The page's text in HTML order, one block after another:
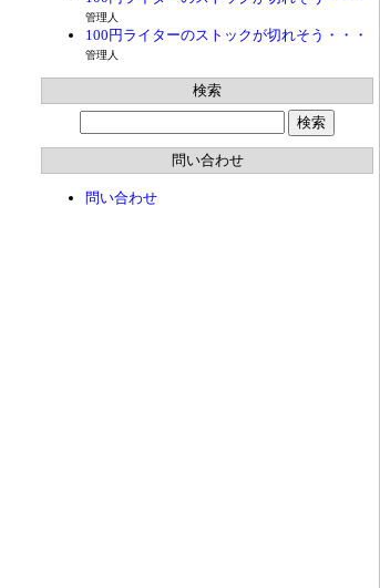
管理人
100円ライターのストックが切れそう・・・
管理人
検索
問い合わせ
問い合わせ